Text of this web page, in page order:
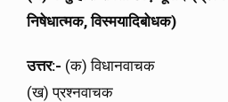
निषेधात्मक, विस्मयादिबोधक)
उत्तर:- (क) विधानवाचक
(ख) प्रश्नवाचक